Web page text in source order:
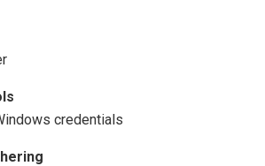
credentials